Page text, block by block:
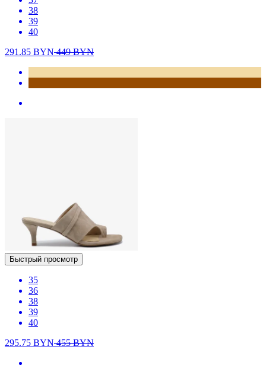
38
39
40
291.85 BYN449BYN
Быстрый просмотр
35
36
38
39
40
295.75 BYN455BYN